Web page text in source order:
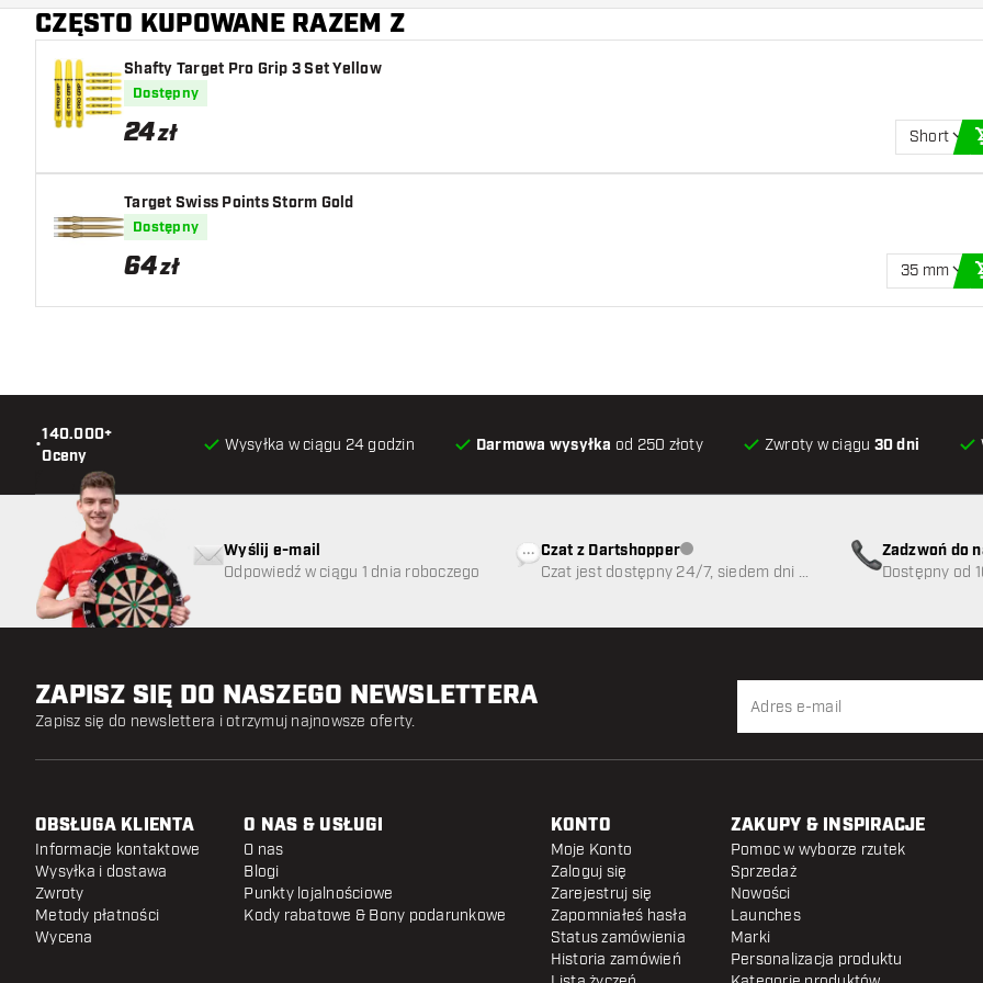
CZĘSTO KUPOWANE RAZEM Z
Shafty Target Pro Grip 3 Set Yellow
Dostępny
24zł Short
Target Swiss Points Storm Gold
Dostępny
64zł 35 mm
•
140.000+
Oceny
Wysyłka w ciągu 24 godzin Darmowa wysyłka od 250 złoty Zwroty w ciągu 30 dni
Wyślij e-mail
Odpowiedź w ciągu 1 dnia roboczego
Czat z DartshopperObsługa klienta niedostępna
Czat jest dostępny 24/7, siedem dni w
Zadzwoń do
89
Dostępny od
ZAPISZ SIĘ DO NASZEGO NEWSLETTERA
Zapisz się do newslettera i otrzymuj najnowsze oferty.
OBSŁUGA KLIENTA
Informacje kontaktowe
Wysyłka i dostawa
Zwroty
Metody płatności
Wycena
O NAS & USŁUGI
O nas
Blogi
Punkty lojalnościowe
Kody rabatowe & Bony podarunkowe
KONTO
Moje Konto
Zaloguj się
Zarejestruj się
Zapomniałeś hasła
Status zamówienia
Historia zamówień
ZAKUPY & INSPIRACJE
Pomoc w wyborze rzutek
Sprzedaż
Nowości
Launches
Marki
Personalizacja produktu